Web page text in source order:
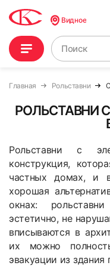
Видное
Главная Рольставни
РОЛЬСТАВНИ
Рольставни с
конструкция,
частных домах, и
хорошая
окнах:
эстетично, не
вписываются в
их можно
эвакуации из здания